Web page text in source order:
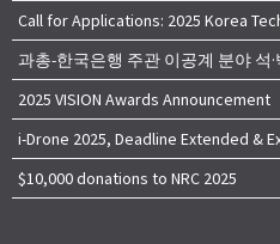
2025 VISION Awards Announcement
$10,000 donations to NRC 2025